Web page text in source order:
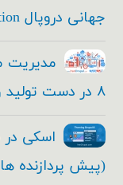
جهانی دروپال Drupal Association
مدیریت
۸ در دست تولید و انتشار عمومی
(پیش پردازنده